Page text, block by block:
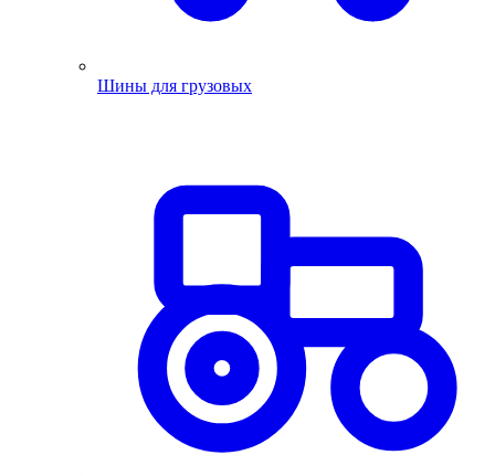
Шины для грузовых